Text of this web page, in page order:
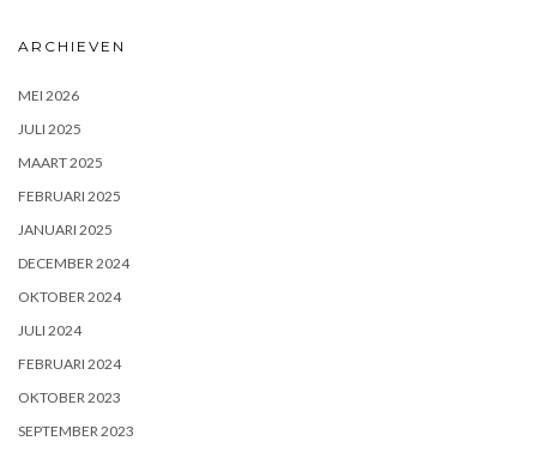
ARCHIEVEN
MEI 2026
JULI 2025
MAART 2025
FEBRUARI 2025
JANUARI 2025
DECEMBER 2024
OKTOBER 2024
JULI 2024
FEBRUARI 2024
OKTOBER 2023
SEPTEMBER 2023